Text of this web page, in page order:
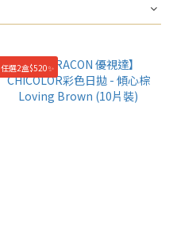
任選2盒$520✨